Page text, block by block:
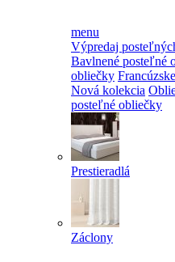
menu
Výpredaj
Bavlnené posteľné
obliečky
Nová kolekcia
posteľné obliečky
Prestieradlá
Záclony